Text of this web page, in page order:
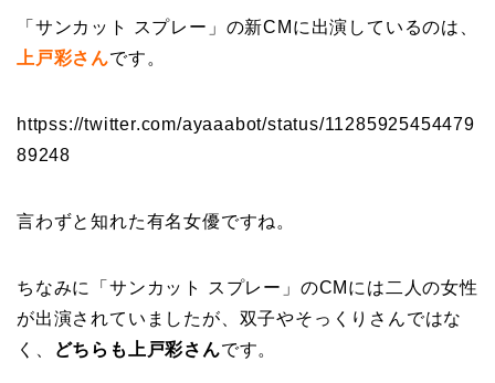
「サンカット スプレー」の新CMに出演しているのは、
上戸彩さんです。
httpss://twitter.com/ayaaabot/status/11285925454479
89248
言わずと知れた有名女優ですね。
ちなみに「サンカット スプレー」のCMには二人の女性
が出演されていましたが、双子やそっくりさんではな
く、
どちらも上戸彩さんです。